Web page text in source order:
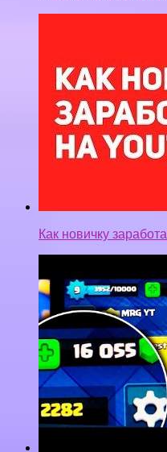
Как новичку
СЕКРЕТ
ХАЛЯВНЫЕ ГЕМЫ В
КЛЕШ РОЯЛЬ